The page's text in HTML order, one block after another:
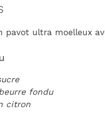
pavot ultra moelleux
fondu
citron